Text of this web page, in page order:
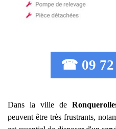
☎ 09 72
Dans la ville de
peuvent être très frustrants,